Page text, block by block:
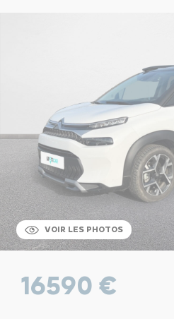
VOIR LES PHOTOS
16590 €